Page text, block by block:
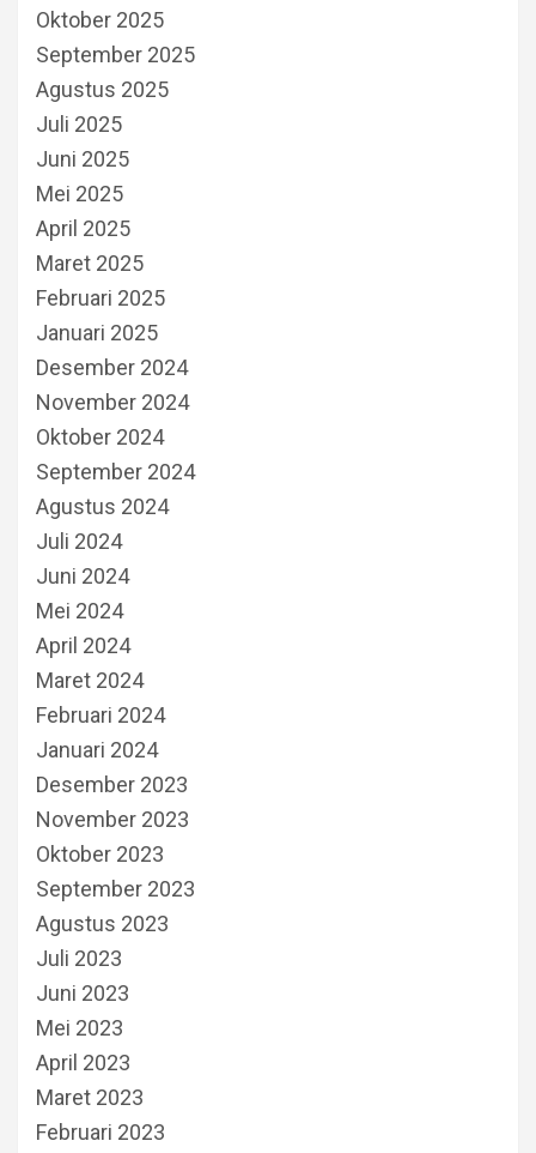
Oktober 2025
September 2025
Agustus 2025
Juli 2025
Juni 2025
Mei 2025
April 2025
Maret 2025
Februari 2025
Januari 2025
Desember 2024
November 2024
Oktober 2024
September 2024
Agustus 2024
Juli 2024
Juni 2024
Mei 2024
April 2024
Maret 2024
Februari 2024
Januari 2024
Desember 2023
November 2023
Oktober 2023
September 2023
Agustus 2023
Juli 2023
Juni 2023
Mei 2023
April 2023
Maret 2023
Februari 2023